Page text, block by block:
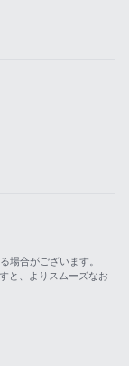
場合がございます。
と、よりスムーズなお